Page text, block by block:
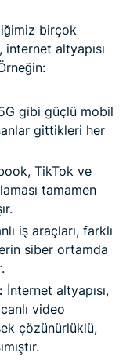
birçok
altyapısı
gibi güçlü mobil
gittikleri her
TikTok ve
tamamen
iş araçları, farklı
siber ortamda
İnternet altyapısı,
video
çözünürlüklü,